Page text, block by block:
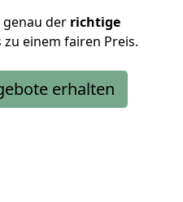
genau der richtige
zu einem fairen Preis.
erhalten